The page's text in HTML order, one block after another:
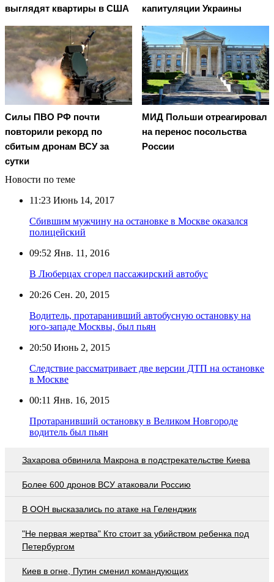
выглядят квартиры в США
капитуляции Украины
Cилы ПВО РФ почти
повторили рекорд по
сбитым дронам ВСУ за
сутки
МИД Польши отреагировал
на перенос посольства
России
Новости по теме
11:23 Июнь 14, 2017
Сбившим мужчину на остановке в Москве оказался
полицейский
09:52 Янв. 11, 2016
В Люберцах сгорел пассажирский автобус
20:26 Сен. 20, 2015
Водитель, протаранивший автобусную остановку на
юго-западе Москвы, был пьян
20:50 Июнь 2, 2015
Следствие рассматривает две версии ДТП на остановке
в Москве
00:11 Янв. 16, 2015
Протаранивший остановку в Великом Новгороде
водитель был пьян
Захарова обвинила Макрона в подстрекательстве Киева
Более 600 дронов ВСУ атаковали Россию
В ООН высказались по атаке на Геленджик
"Не первая жертва" Кто стоит за убийством ребенка под
Петербургом
Киев в огне, Путин сменил командующих